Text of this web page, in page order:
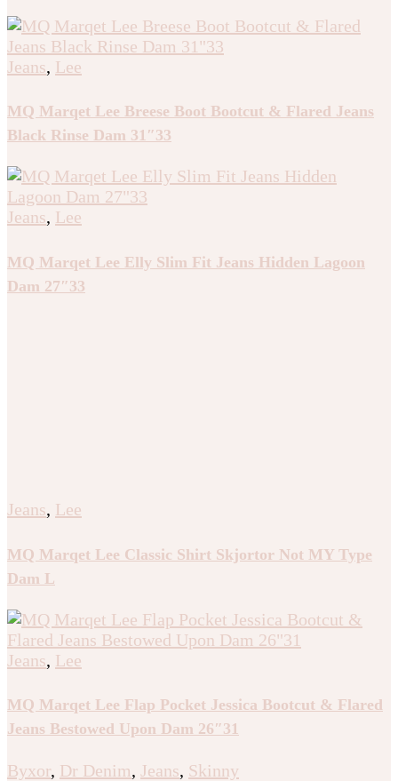
Jeans, Lee
MQ Marqet Lee Breese Boot Bootcut & Flared Jeans
Black Rinse Dam 31″33
Jeans, Lee
MQ Marqet Lee Elly Slim Fit Jeans Hidden Lagoon
Dam 27″33
Jeans, Lee
MQ Marqet Lee Classic Shirt Skjortor Not MY Type
Dam L
Jeans, Lee
MQ Marqet Lee Flap Pocket Jessica Bootcut & Flared
Jeans Bestowed Upon Dam 26″31
Byxor, Dr Denim, Jeans, Skinny